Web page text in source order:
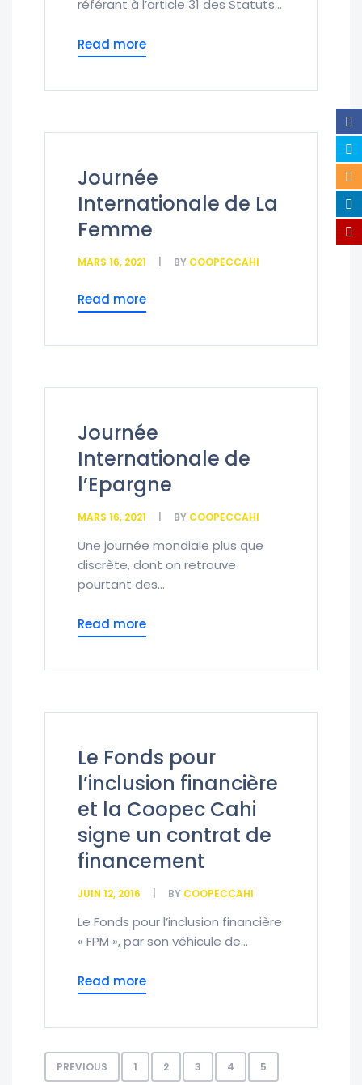
référant à l’article 31 des Statuts...
Read more
Journée
Internationale de La
Femme
MARS 16, 2021 BY COOPECCAHI
Read more
Journée
Internationale de
l’Epargne
MARS 16, 2021 BY COOPECCAHI
Une journée mondiale plus que
discrète, dont on retrouve
pourtant des...
Read more
Le Fonds pour
l’inclusion financière
et la Coopec Cahi
signe un contrat de
financement
JUIN 12, 2016 BY COOPECCAHI
Le Fonds pour l’inclusion financière
« FPM », par son véhicule de...
Read more
PREVIOUS 1 2 3 4 5